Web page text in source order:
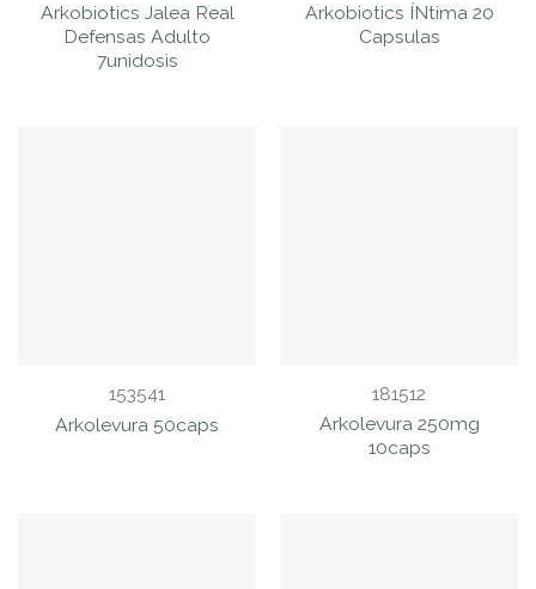
Arkobiotics Jalea Real
Defensas Adulto
7unidosis
Arkobiotics ÍNtima 20
Capsulas
153541
Arkolevura 50caps
181512
Arkolevura 250mg
10caps